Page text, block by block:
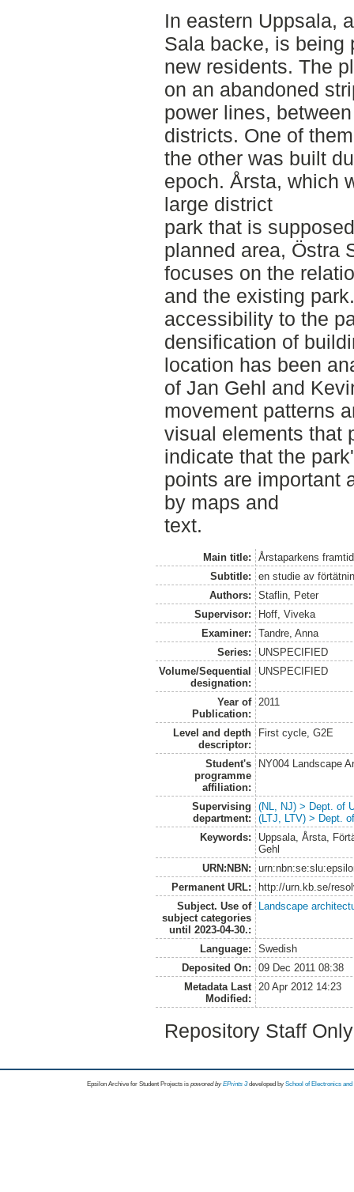
In eastern Uppsala,
Sala backe, is being
new residents. The
on an abandoned
power lines,
districts. One of
the other was built
epoch. Årsta, which
large district
park that is
planned area, Östra
focuses on the
and the existing
accessibility to the
densification of
location has been
of Jan Gehl and
movement patterns
visual elements that
indicate that the
points are important
by maps and
text.
Main title:
Årstaparkens framtid
Subtitle:
en studie av
Authors:
Staflin, Peter
Supervisor:
Hoff, Viveka
Examiner:
Tandre, Anna
Series:
UNSPECIFIED
Volume/Sequential
designation:
UNSPECIFIED
Year of
Publication:
2011
Level and depth
descriptor:
First cycle, G2E
Student's
programme
affiliation:
NY004 Landscape
Supervising
department:
(NL, NJ) > Dept. of
(LTJ, LTV) > Dept.
Keywords:
Uppsala, Årsta,
Gehl
URN:NBN:
Permanent URL:
http://urn.kb.se/
Subject. Use of
subject categories
until 2023-04-30.:
Landscape
Language:
Swedish
Deposited On:
09 Dec 2011 08:38
Metadata Last
Modified:
20 Apr 2012 14:23
Repository Staff
Epsilon Archive for Student Projects is powored byEPrints 3 developed by School of Electronics